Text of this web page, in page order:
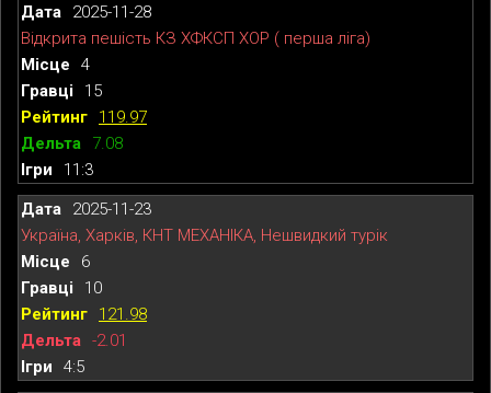
2025-11-28
Відкрита пешість КЗ ХФКСП ХОР ( перша ліга)
4
15
119.97
7.08
11:3
2025-11-23
Україна, Харків, КНТ МЕХАНІКА, Нешвидкий турік
6
10
121.98
-2.01
4:5